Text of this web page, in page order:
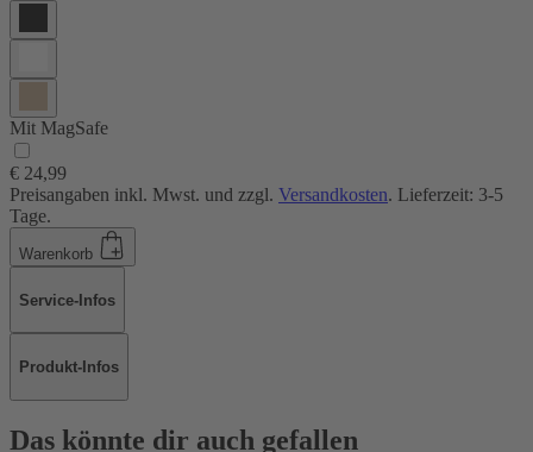
Mit MagSafe
€ 24,99
Preisangaben inkl. Mwst. und zzgl. Versandkosten. Lieferzeit: 3-5
Tage.
Warenkorb
Service-Infos
Produkt-Infos
Das könnte dir auch gefallen